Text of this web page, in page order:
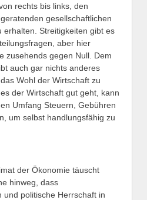
rechts bis links, den
gesellschaftlichen
erhalten. Streitigkeiten gibt es
aber hier
zusehends gegen Null. Dem
auch gar nichts anderes
Wohl der Wirtschaft zu
der Wirtschaft gut geht, kann
Umfang Steuern, Gebühren
um selbst handlungsfähig zu
der Ökonomie täuscht
hinweg, dass
und politische Herrschaft in